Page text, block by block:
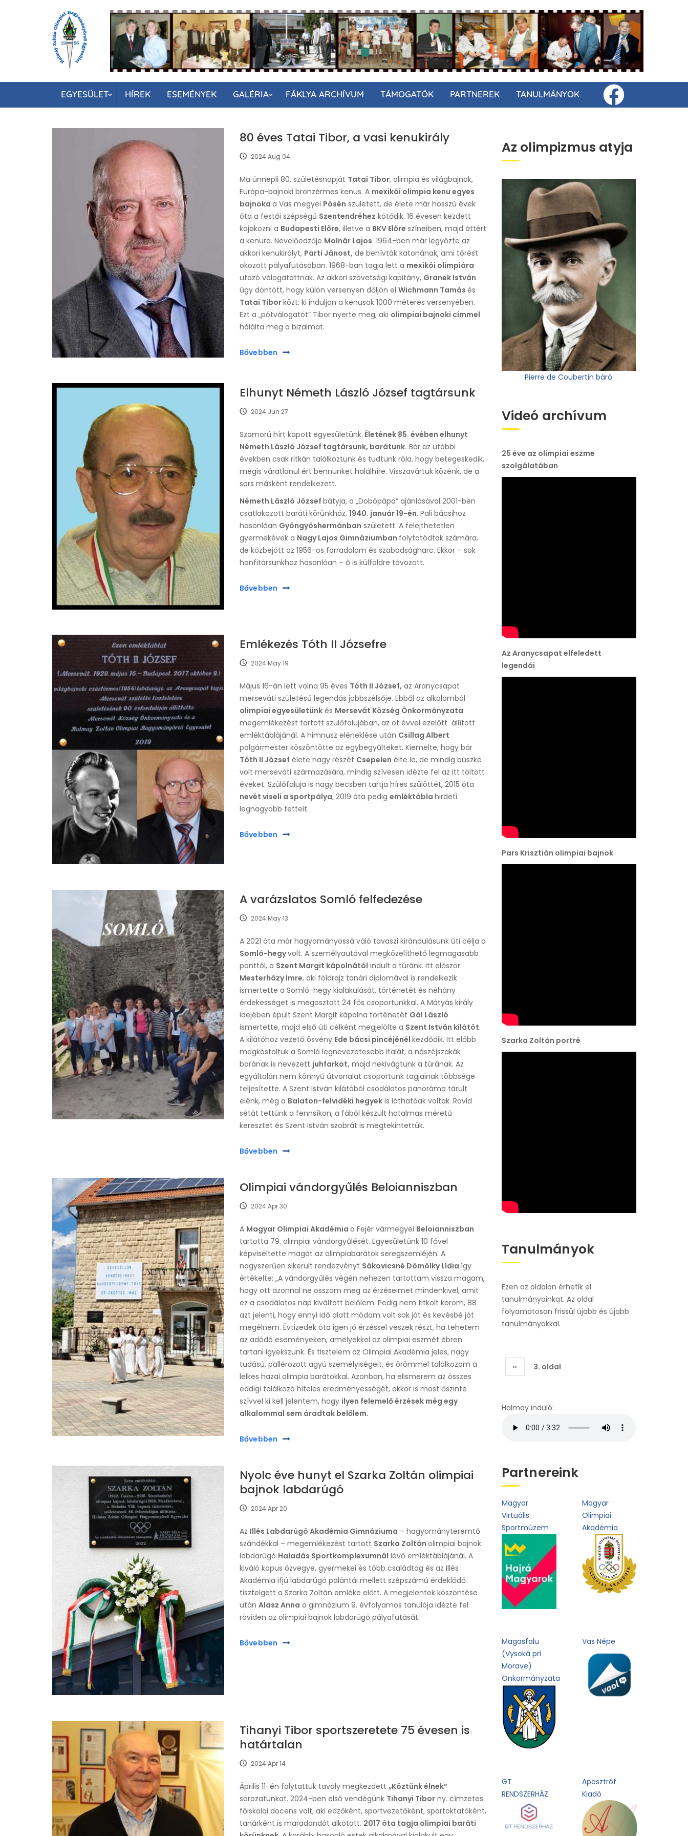
EGYESÜLET HÍREK ESEMÉNYEK GALÉRIA FÁKLYA ARCHÍVUM TÁMOGATÓK PARTNEREK TANULMÁNYOK
80 éves Tatai Tibor, a vasi kenukirály
2024 Aug 04
Ma ünnepli 80. születésnapját Tatai Tibor, olimpia és világbajnok,
Európa-bajnoki bronzérmes kenus. A mexikói olimpia kenu egyes
bajnoka a Vas megyei Pösén született, de élete már hosszú évek
óta a festői szépségű Szentendréhez kötődik. 16 évesen kezdett
kajakozni a Budapesti Előre, illetve a BKV Előre színeiben, majd áttért
a kenura. Nevelőedzője Molnár Lajos. 1964-ben már legyőzte az
akkori kenukirályt, Parti Jánost, de behívták katonának, ami törést
okozott pályafutásában. 1968-ban tagja lett a mexikói olimpiára
utazó válogatottnak. Az akkori szövetségi kapitány, Granek István
úgy döntött, hogy külön versenyen dőljön el Wichmann Tamás és
Tatai Tiborközt: ki induljon a kenusok 1000 méteres versenyében.
Ezt a „pótválogatót” Tibor nyerte meg, aki olimpiai bajnoki címmel
hálálta meg a bizalmat.
Bővebben
Elhunyt Németh László József tagtársunk
2024 Jun 27
Szomorú hírt kapott egyesületünk. Életének 85. évében elhunyt
Németh László József tagtársunk, barátunk. Bár az utóbbi
években csak ritkán találkoztunk és tudtunk róla, hogy betegeskedik,
mégis váratlanul ért bennünket halálhíre. Visszavártuk közénk, de a
sors másként rendelkezett.
Németh László József bátyja, a „Dobópápa” ajánlásával 2001-ben
csatlakozott baráti körünkhöz. 1940. január 19-én, Pali bácsihoz
hasonlóan Gyöngyöshermánban született. A felejthetetlen
gyermekévek a Nagy Lajos Gimnáziumban folytatódtak számára,
de közbejött az 1956-os forradalom és szabadságharc. Ekkor – sok
honfitársunkhoz hasonlóan – ő is külföldre távozott.
Bővebben
Emlékezés Tóth II Józsefre
2024 May 19
Május 16-án lett volna 95 éves Tóth II József, az Aranycsapat
merseváti születésű legendás jobbszélsője. Ebből az alkalomból
olimpiai egyesületünkés Mersevát Község Önkormányzata
megemlékezést tartott szülőfalujában, az öt évvel ezelőtt állított
emléktáblájánál. A himnusz eléneklése után Csillag Albert
polgármester köszöntötte az egybegyűlteket. Kiemelte, hogy bár
Tóth II József élete nagy részét Csepelen élte le, de mindig büszke
volt merseváti származására, mindig szívesen idézte fel az itt töltött
éveket. Szülőfaluja is nagy becsben tartja híres szülöttét, 2015 óta
nevét viseli a sportpálya, 2019 óta pedig emléktábla hirdeti
legnagyobb tetteit.
Bővebben
A varázslatos Somló felfedezése
2024 May 13
A 2021 óta már hagyományossá váló tavaszi kirándulásunk úti célja a
Somló-hegyvolt. A személyautóval megközelíthető legmagasabb
ponttól, a Szent Margit kápolnától indult a túránk. Itt először
Mesterházy Imre, aki földrajz tanári diplomával is rendelkezik
ismertette a Somló-hegy kialakulását, történetét és néhány
érdekességet is megosztott 24 fős csoportunkkal. A Mátyás király
idejében épült Szent Margit kápolna történetét Gál László
ismertette, majd első úti célként megjelölte a Szent István kilátót.
A kilátóhoz vezető ösvény Ede bácsi pincéjénél kezdődik. Itt előbb
megkóstoltuk a Somló legnevezetesebb italát, a nászéjszakák
borának is nevezett juhfarkot, majd nekivágtunk a túrának. Az
egyáltalán nem könnyű útvonalat csoportunk tagjainak többsége
teljesítette. A Szent István kilátóból csodálatos panoráma tárult
elénk, még a Balaton-felvidéki hegyekis láthatóak voltak. Rövid
sétát tettünk a fennsíkon, a fából készült hatalmas méretű
keresztet és Szent István szobrát is megtekintettük.
Bővebben
Olimpiai vándorgyűlés Beloianniszban
2024 Apr 30
A Magyar Olimpiai Akadémia a Fejér vármegyei Beloianniszban
tartotta 79. olimpiai vándorgyűlését. Egyesületünk 10 fővel
képviseltette magát az olimpiabarátok seregszemléjén. A
nagyszerűen sikerült rendezvényt Sákovicsné Dömölky Lídia így
értékelte: „A vándorgyűlés végén nehezen tartottam vissza magam,
hogy ott azonnal ne osszam meg az érzéseimet mindenkivel, amit
ez a csodálatos nap kiváltott belőlem. Pedig nem titkolt korom, 88
azt jelenti, hogy ennyi idő alatt módom volt sok jót és kevésbé jót
megélnem. Évtizedek óta igen jó érzéssel veszek részt, ha tehetem
az adódó eseményeken, amelyekkel az olimpiai eszmét ébren
tartani igyekszünk. És tisztelem az Olimpiai Akadémia jeles, nagy
tudású, pallérozott agyú személyiségeit, és örömmel találkozom a
lelkes hazai olimpia barátokkal. Azonban, ha elismerem az összes
eddigi találkozó hiteles eredményességét, akkor is most őszinte
szívvel ki kell jelentem, hogy ilyen felemelő érzések még egy
alkalommal sem áradtak belőlem.
Bővebben
Nyolc éve hunyt el Szarka Zoltán olimpiai
bajnok labdarúgó
2024 Apr 20
Az Illés Labdarúgó Akadémia Gimnáziuma – hagyományteremtő
szándékkal – megemlékezést tartott Szarka Zoltán olimpiai bajnok
labdarúgó Haladás Sportkomplexumnál lévő emléktáblájánál. A
kiváló kapus özvegye, gyermekei és több családtag és az Illés
Akadémia ifjú labdarúgó palántái mellett szépszámú érdeklődő
tisztelgett a Szarka Zoltán emléke előtt. A megjelentek köszöntése
után Alasz Anna a gimnázium 9. évfolyamos tanulója idézte fel
röviden az olimpiai bajnok labdarúgó pályafutását.
Bővebben
Tihanyi Tibor sportszeretete 75 évesen is
határtalan
2024 Apr 14
Április 11-én folytattuk tavaly megkezdett „Köztünk élnek”
sorozatunkat. 2024-ben első vendégünk Tihanyi Tiborny. címzetes
főiskolai docens volt, aki edzőként, sportvezetőként, sportoktatóként,
tanár­ként is maradandót alkotott. 2017 óta tagja olimpiai baráti
Az olimpizmus atyja
Pierre de Coubertin báró
Videó archívum
25 éve az olimpiai eszme
szolgálatában
Az Aranycsapat elfeledett
legendái
Pars Krisztián olimpiai bajnok
Szarka Zoltán portré
Tanulmányok
Ezen az oldalon érhetik el
tanulmányainkat. Az oldal
folyamatosan frissül újabb és újabb
tanulmányokkal.
Oldalszámozás
Előző
oldal
‹‹ 3. oldal
Halmay induló:
Partnereink
Magyar
Virtuális
Sportmúzem
Magyar
Olimpiai
Akadémia
Magasfalu
(Vysoká pri
Morave)
Önkormányzata
Vas Népe
GT
RENDSZERHÁZ
Aposztróf
Kiadó